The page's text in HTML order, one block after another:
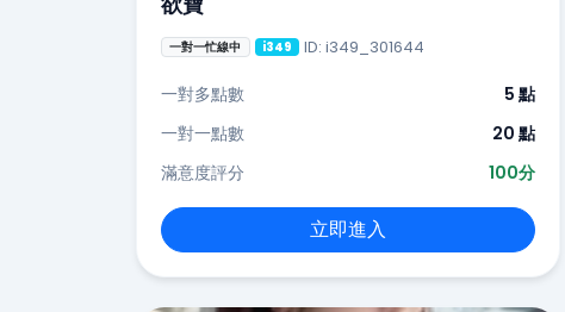
一對一忙線中 i349 ID: i349_301644
一對多點數
5 點
一對一點數
20 點
滿意度評分
100分
立即進入